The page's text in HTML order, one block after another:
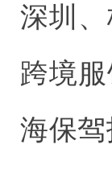
深圳
跨境
海保